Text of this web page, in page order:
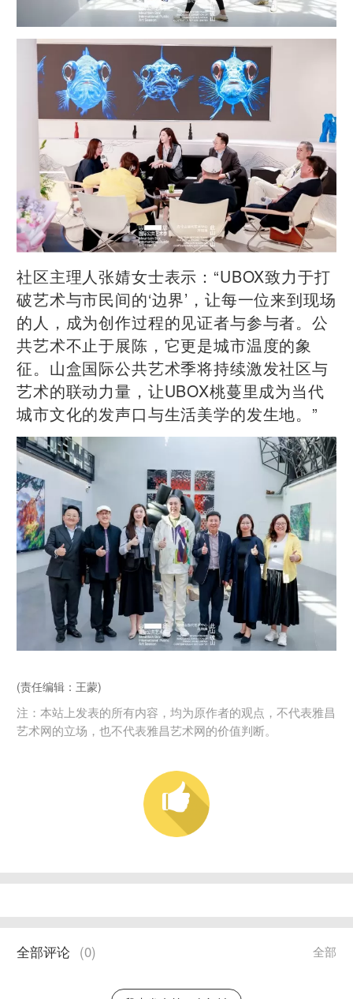
社区主理人张婧女士表示：“UBOX致力于打
破艺术与市民间的‘边界’，让每一位来到现场
的人，成为创作过程的见证者与参与者。公
共艺术不止于展陈，它更是城市温度的象
征。山盒国际公共艺术季将持续激发社区与
艺术的联动力量，让UBOX桃蔓里成为当代
城市文化的发声口与生活美学的发生地。”
(责任编辑：王蒙)
注：本站上发表的所有内容，均为原作者的观点，不代表雅昌
艺术网的立场，也不代表雅昌艺术网的价值判断。
全部
全部评论 (0)